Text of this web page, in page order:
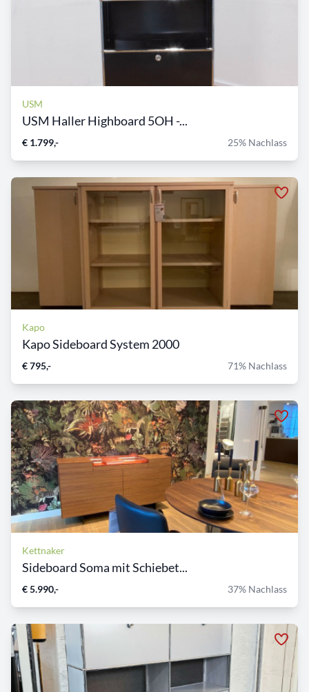
USM
USM Haller Highboard 5OH -...
€ 1.799,- 25% Nachlass
Kapo
Kapo Sideboard System 2000
€ 795,- 71% Nachlass
Kettnaker
Sideboard Soma mit Schiebet...
€ 5.990,- 37% Nachlass